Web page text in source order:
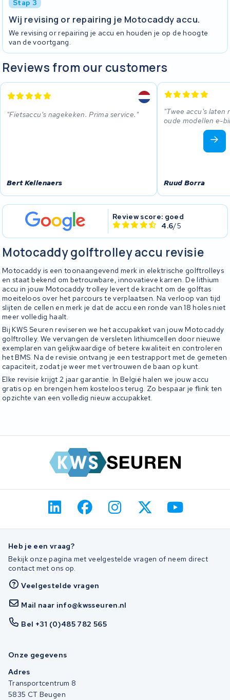
Stap 3
Wij revising or repairing je Motocaddy accu.
We revising or repairing je accu en houden je op de hoogte
van de voortgang.
Reviews from our customers
Fietsaccu's nagekeken. Prima service.
Bert Kellenaers
Twee accu's laten
oude modellen e-
Ruud Borra
Review score: goed
4.6/5
Motocaddy golftrolley accu revisie
Motocaddy is een toonaangevend merk in elektrische golftrolleys
en staat bekend om betrouwbare, innovatieve karren. De lithium
accu in jouw Motocaddy trolley levert de kracht om de golftas
moeiteloos over het parcours te verplaatsen. Na verloop van tijd
slijten de cellen en merk je dat de accu een ronde van 18 holes niet
meer volledig haalt.
Bij KWS Seuren reviseren we het accupakket van jouw Motocaddy
golftrolley. We vervangen de versleten lithiumcellen door nieuwe
exemplaren van gelijkwaardige of betere kwaliteit en controleren
het BMS. Na de revisie ontvang je een testrapport met de gemeten
capaciteit, zodat je weer met vertrouwen de baan op kunt.
Elke revisie krijgt 2 jaar garantie. In België halen we jouw accu
gratis op en brengen hem kosteloos terug. Zo bespaar je flink ten
opzichte van een volledig nieuw accupakket.
Heb je een vraag?
Bekijk onze pagina met veelgestelde vragen of neem direct
contact met ons op.
Veelgestelde vragen
Mail naar info@kwsseuren.nl
Bel +31 (0)485 782 565
Onze gegevens
Adres
Transportcentrum 8
5835 CT Beugen